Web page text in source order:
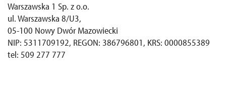
Warszawska 1 Sp. z o.o.
ul. Warszawska 8/U3,
05-100 Nowy Dwór Mazowiecki
NIP: 5311709192, REGON: 386796801, KRS: 0000855389
tel: 509 277 777